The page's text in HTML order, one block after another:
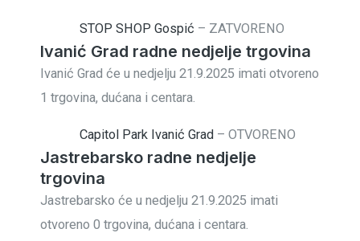
STOP SHOP Gospić – ZATVORENO
Ivanić Grad radne nedjelje trgovina
Ivanić Grad će u nedjelju 21.9.2025 imati otvoreno
1 trgovina, dućana i centara.
Capitol Park Ivanić Grad –OTVORENO
Jastrebarsko radne nedjelje
trgovina
Jastrebarsko će u nedjelju 21.9.2025 imati
otvoreno 0 trgovina, dućana i centara.